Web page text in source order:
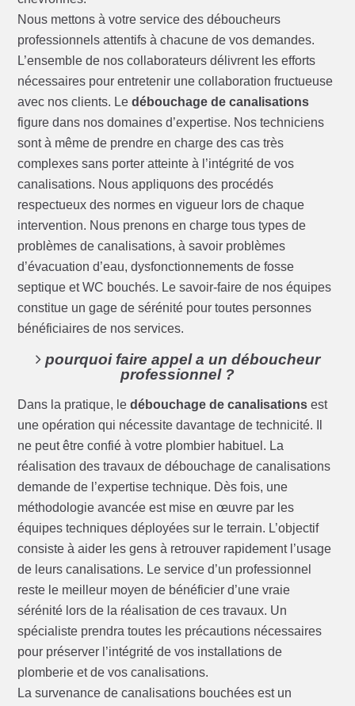
Nous mettons à votre service des déboucheurs
professionnels attentifs à chacune de vos demandes.
L’ensemble de nos collaborateurs délivrent les efforts
nécessaires pour entretenir une collaboration fructueuse
avec nos clients. Ledébouchage de canalisations
figure dans nos domaines d’expertise. Nos techniciens
sont à même de prendre en charge des cas très
complexes sans porter atteinte à l’intégrité de vos
canalisations. Nous appliquons des procédés
respectueux des normes en vigueur lors de chaque
intervention. Nous prenons en charge tous types de
problèmes de canalisations, à savoir problèmes
d’évacuation d’eau, dysfonctionnements de fosse
septique et WC bouchés. Le savoir-faire de nos équipes
constitue un gage de sérénité pour toutes personnes
bénéficiaires de nos services.
pourquoi faire appel a un déboucheur
professionnel ?
Dans la pratique, ledébouchage de canalisations est
une opération qui nécessite davantage de technicité. Il
ne peut être confié à votre plombier habituel. La
réalisation des travaux de débouchage de canalisations
demande de l’expertise technique. Dès fois, une
méthodologie avancée est mise en œuvre par les
équipes techniques déployées sur le terrain. L’objectif
consiste à aider les gens à retrouver rapidement l’usage
de leurs canalisations. Le service d’un professionnel
reste le meilleur moyen de bénéficier d’une vraie
sérénité lors de la réalisation de ces travaux. Un
spécialiste prendra toutes les précautions nécessaires
pour préserver l’intégrité de vos installations de
plomberie et de vos canalisations.
La survenance de canalisations bouchées est un